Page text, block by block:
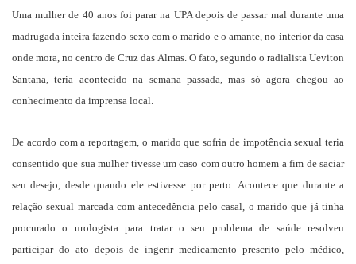
Uma mulher de 40 anos foi parar na UPA depois de passar mal durante uma
madrugada inteira fazendo sexo com o marido e o amante, no interior da casa
onde mora, no centro de Cruz das Almas. O fato, segundo o radialista Ueviton
Santana, teria acontecido na semana passada, mas só agora chegou ao
conhecimento da imprensa local.
De acordo com a reportagem, o marido que sofria de impotência sexual teria
consentido que sua mulher tivesse um caso com outro homem a fim de saciar
seu desejo, desde quando ele estivesse por perto. Acontece que durante a
relação sexual marcada com antecedência pelo casal, o marido que já tinha
procurado o urologista para tratar o seu problema de saúde resolveu
participar do ato depois de ingerir medicamento prescrito pelo médico,